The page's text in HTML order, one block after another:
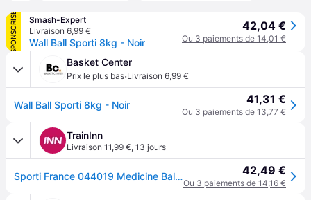
SPONSORISÉ
Smash-Expert
Livraison 6,99 €
Wall Ball Sporti 8kg - Noir
42,04 €
Ou 3 paiements de 14,01 €
Basket Center
Prix le plus bas·Livraison 6,99 €
Wall Ball Sporti 8kg - Noir 41,31 €
Ou 3 paiements de 13,77 €
TrainInn
Livraison 11,99 €, 13 jours
Sporti France 044019 Medicine Ball 8kg Noir 8 kg 42,49 €
Ou 3 paiements de 14,16 €